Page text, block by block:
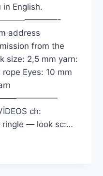
in English.
address
from the
size: 2,5 mm yarn:
Eyes: 10 mm
ch:
ringle — look sc:…